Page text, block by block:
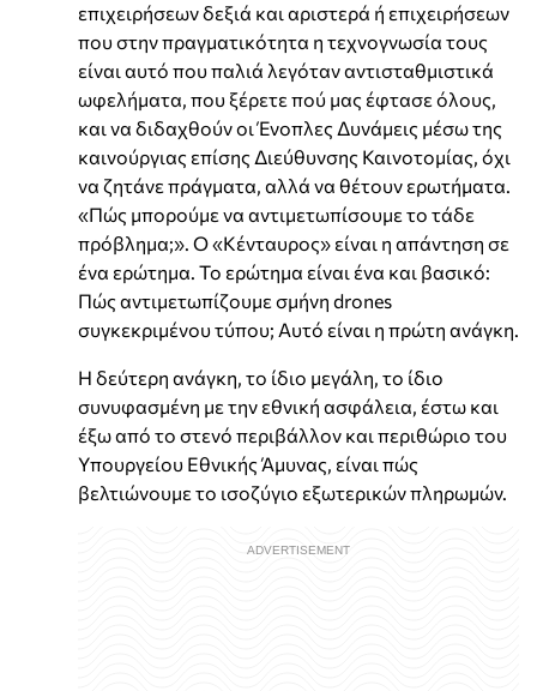
επιχειρήσεων δεξιά και αριστερά ή επιχειρήσεων
που στην πραγματικότητα η τεχνογνωσία τους
είναι αυτό που παλιά λεγόταν αντισταθμιστικά
ωφελήματα, που ξέρετε πού μας έφτασε όλους,
και να διδαχθούν οι Ένοπλες Δυνάμεις μέσω της
καινούργιας επίσης Διεύθυνσης Καινοτομίας, όχι
να ζητάνε πράγματα, αλλά να θέτουν ερωτήματα.
«Πώς μπορούμε να αντιμετωπίσουμε το τάδε
πρόβλημα;». Ο «Κένταυρος» είναι η απάντηση σε
ένα ερώτημα. Το ερώτημα είναι ένα και βασικό:
Πώς αντιμετωπίζουμε σμήνη drones
συγκεκριμένου τύπου; Αυτό είναι η πρώτη ανάγκη.
Η δεύτερη ανάγκη, το ίδιο μεγάλη, το ίδιο
συνυφασμένη με την εθνική ασφάλεια, έστω και
έξω από το στενό περιβάλλον και περιθώριο του
Υπουργείου Εθνικής Άμυνας, είναι πώς
βελτιώνουμε το ισοζύγιο εξωτερικών πληρωμών.